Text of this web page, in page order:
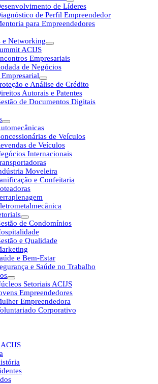
de Líderes
de Perfil Empreendedor
para Empreendedores
e Networking
ACIJS
Empresariais
de Negócios
e Análise de Crédito
Autorais e Patentes
de Documentos Digitais
de Veículos
de Veículos
Internacionais
Moveleira
e Confeitaria
de Condomínios
e Qualidade
e Bem-Estar
e Saúde no Trabalho
Setoriais ACIJS
Empreendedores
Empreendedora
Corporativo